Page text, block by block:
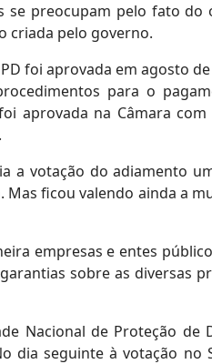
se preocupam pelo fato do
criada pelo governo.
foi aprovada em agosto
para o
aprovada na Câmara
a votação do adiamento
ficou valendo ainda a
empresas e entes
sobre as diversas
Nacional de Proteção de
dia seguinte à votação no